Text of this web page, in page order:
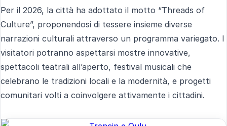
Per il 2026, la città ha adottato il motto “Threads of
Culture”, proponendosi di tessere insieme diverse
narrazioni culturali attraverso un programma variegato. I
visitatori potranno aspettarsi mostre innovative,
spettacoli teatrali all’aperto, festival musicali che
celebrano le tradizioni locali e la modernità, e progetti
comunitari volti a coinvolgere attivamente i cittadini.